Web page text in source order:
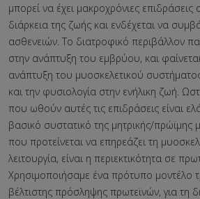
μπορεί να έχει μακροχρόνιες επιδράσεις
διάρκεια της ζωής και ενδέχεται να
ασθενειών. Το διατροφικό περιβάλλον
στην ανάπτυξη του εμβρύου, και
ανάπτυξη του μυοσκελετικού
και την φυσιολογία στην ενήλικη ζωή.
που ωθούν αυτές τις επιδράσεις είναι
βασικό συστατικό της μητρικής/πρώϊμης
που προτείνεται να επηρεάζει τη
λειτουργία, είναι η περιεκτικότητα σε
Χρησιμοποιήσαμε ένα πρότυπο μοντέλο
βέλτιστης πρόσληψης πρωτεϊνών, για τη